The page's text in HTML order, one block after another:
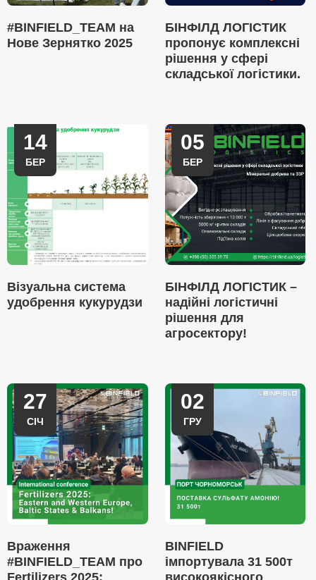
#BINFIELD_TEAM на
Нове Зернятко 2025
БІНФІЛД ЛОГІСТИК
пропонує комплексні
рішення у сфері
складської логістики.
14
БЕР
Візуальна система
удобрення кукурудзи
05
БЕР
БІНФІЛД ЛОГІСТИК –
надійні логістичні
рішення для
агросектору!
27
СІЧ
Враження
#BINFIELD_TEAM про
Fertilizers 2025:
02
ГРУ
BINFIELD
імпортувала 31 500т
високоякісного